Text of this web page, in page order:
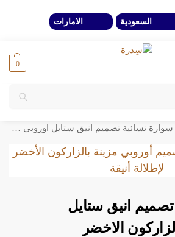
السعودية الامارات
0
نسائية تصميم انيق ستايل اوروبي مزينة بالزاركون الاخضر
انيق ستايل
الاخضر